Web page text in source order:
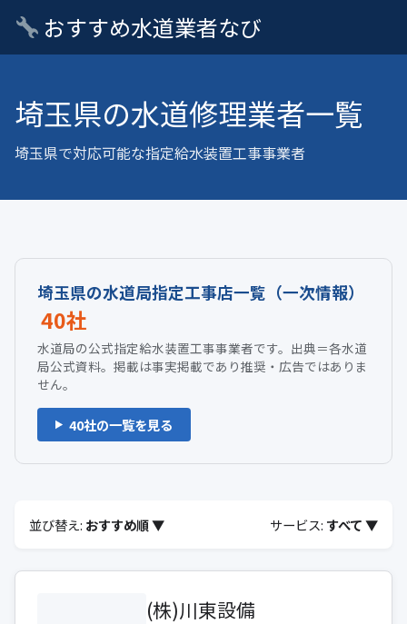
おすすめ水道業者なび
埼玉県の水道修理業者一覧
埼玉県で対応可能な指定給水装置工事事業者
埼玉県の水道局指定工事店一覧（一次情報）
40社
水道局の公式指定給水装置工事事業者です。出典＝各水道
局公式資料。掲載は事実掲載であり推奨・広告ではありま
せん。
40社の一覧を見る
並び替え: おすすめ順 ▼ サービス: すべて ▼
(株)川東設備